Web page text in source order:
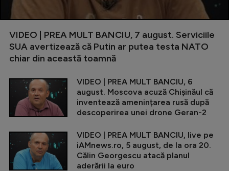
VIDEO | PREA MULT BANCIU, 7 august. Serviciile
SUA avertizează că Putin ar putea testa NATO
chiar din această toamnă
VIDEO | PREA MULT BANCIU, 6
august. Moscova acuză Chișinăul că
inventează amenințarea rusă după
descoperirea unei drone Geran-2
VIDEO | PREA MULT BANCIU, live pe
iAMnews.ro, 5 august, de la ora 20.
Călin Georgescu atacă planul
aderării la euro